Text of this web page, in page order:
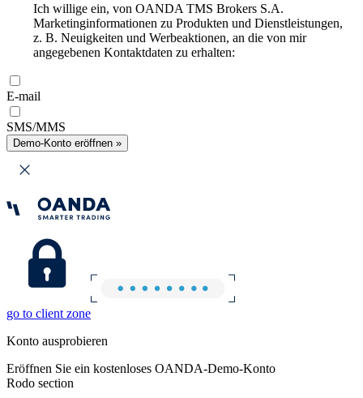
Ich willige ein, von OANDA TMS Brokers S.A.
Marketinginformationen zu Produkten und Dienstleistungen,
z. B. Neuigkeiten und Werbeaktionen, an die von mir
angegebenen Kontaktdaten zu erhalten:
E-mail
SMS/MMS
Demo-Konto eröffnen »
go to client zone
Konto ausprobieren
Eröffnen Sie ein kostenloses OANDA-Demo-Konto
Rodo section